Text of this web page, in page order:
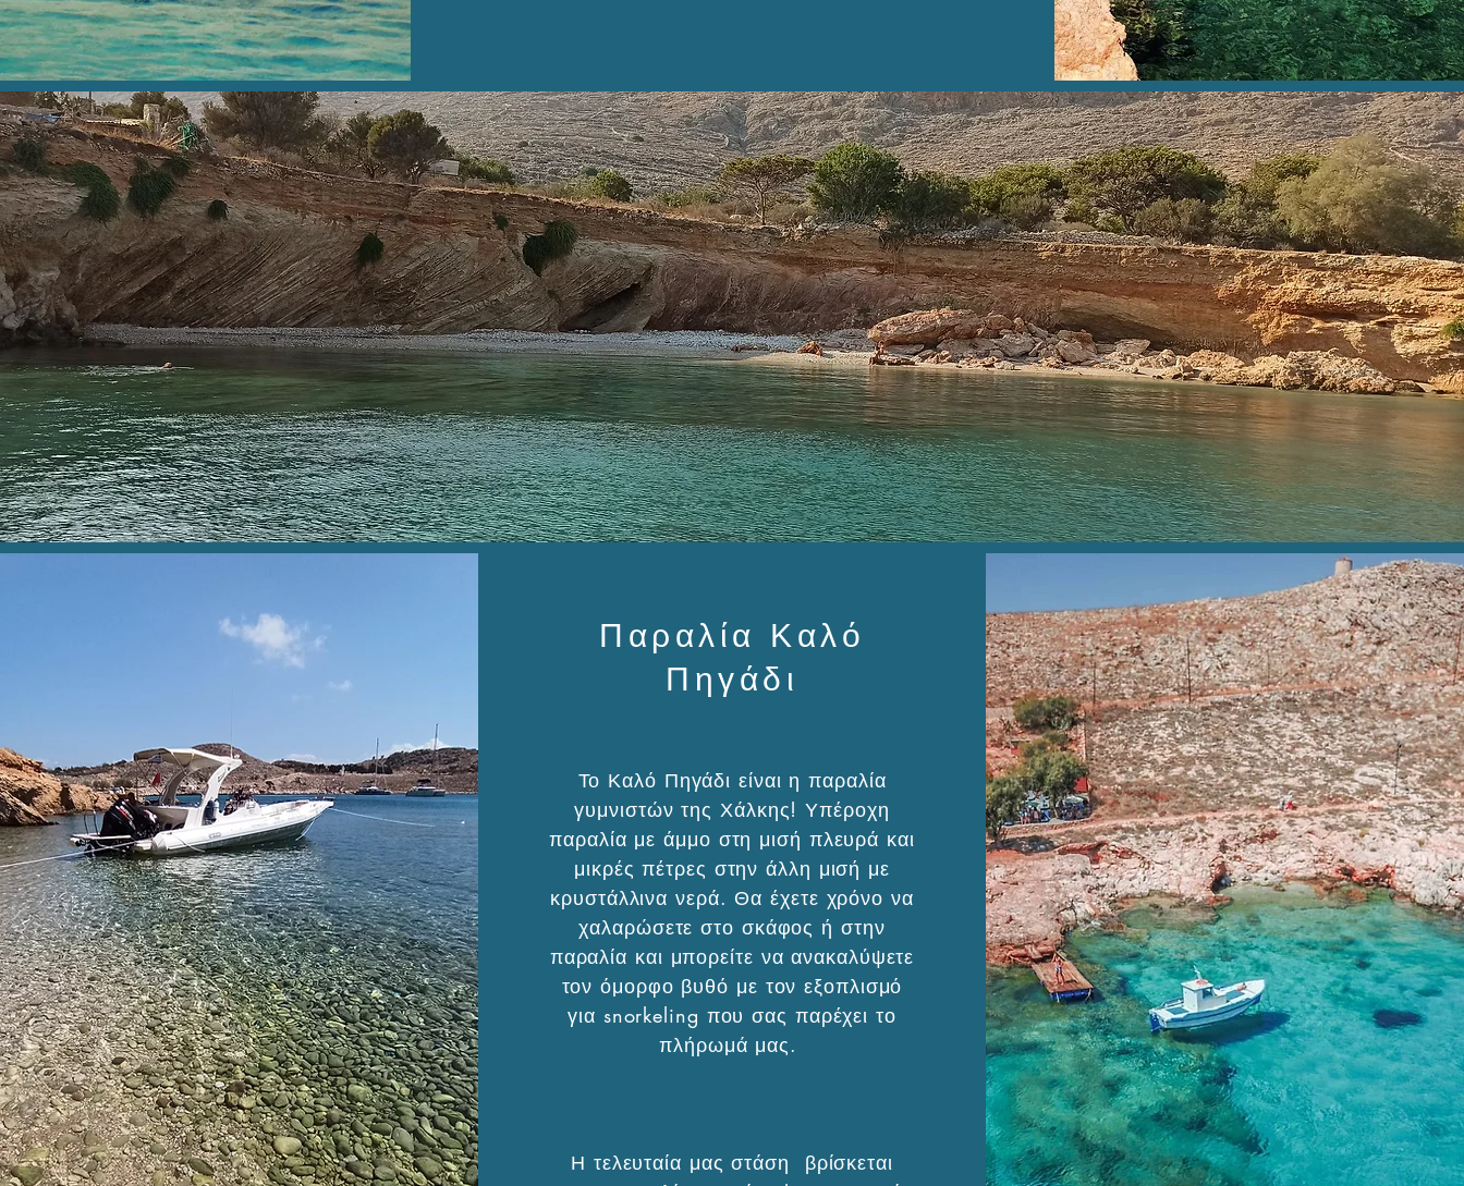
Παραλία Καλό
Πηγάδι
Το Καλό Πηγάδι είναι η παραλία
γυμνιστών της Χάλκης! Υπέροχη
παραλία με άμμο στη μισή πλευρά και
μικρές πέτρες στην άλλη μισή με
κρυστάλλινα νερά. Θα έχετε χρόνο να
χαλαρώσετε στο σκάφος ή στην
παραλία και μπορείτε να ανακαλύψετε
τον όμορφο βυθό με τον εξοπλισμό
για snorkeling που σας παρέχει το
πλήρωμά μας.
Η τελευταία μας στάση βρίσκεται